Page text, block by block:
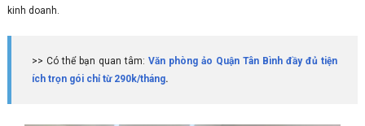
kinh doanh.
>> Có thể bạn quan tâm: Văn phòng ảo Quận Tân Bình đầy đủ tiện
ích trọn gói chỉ từ 290k/tháng.